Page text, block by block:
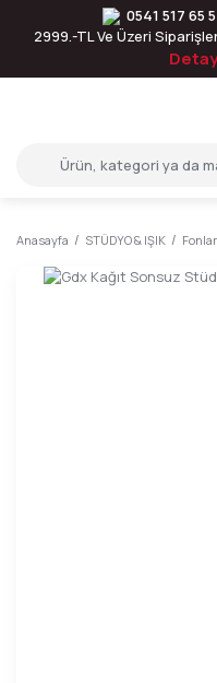
0541 517 65
2999.-TL Ve Üzeri
Anasayfa STÜDYO & IŞIK